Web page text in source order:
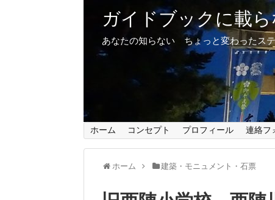
ガイドブックに載
あなたの知らない ちょっと変わったス
ホーム コンセプト プロフィール 連絡フ
ホーム 建築・モニュメント・石票